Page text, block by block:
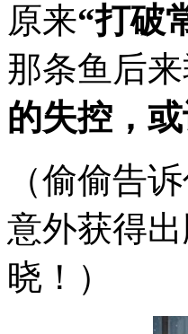
原来“打破
那条鱼后
的失控，
（偷偷告
意外获得
晓！）